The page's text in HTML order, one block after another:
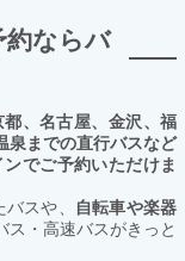
約ならバ
、名古屋、金沢、福
泉までの直行バスなど
でご予約いただけま
スや、
自転車や楽器
ス・高速バスがきっと